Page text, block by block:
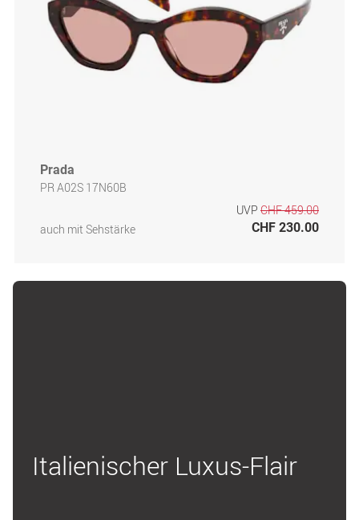
Prada
PR A02S 17N60B
auch mit Sehstärke
UVP CHF 459.00
CHF 230.00
Italienischer Luxus-Flair